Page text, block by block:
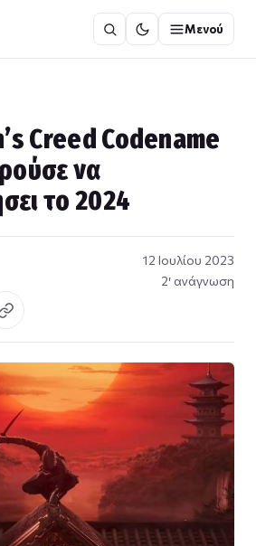
Μενού
Creed Codename
να
το 2024
12 Ιουλίου 2023
2′ ανάγνωση